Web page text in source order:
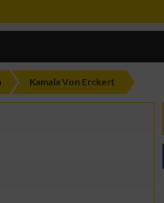
Kamala Von Erckert